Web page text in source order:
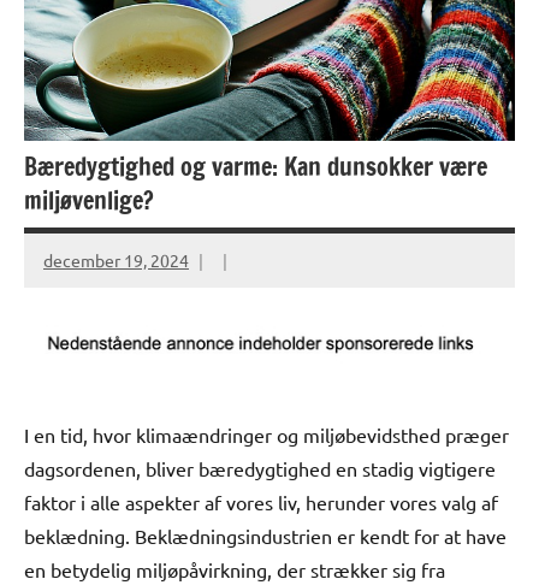
Bæredygtighed og varme: Kan dunsokker være
miljøvenlige?
december 19, 2024
I en tid, hvor klimaændringer og miljøbevidsthed præger
dagsordenen, bliver bæredygtighed en stadig vigtigere
faktor i alle aspekter af vores liv, herunder vores valg af
beklædning. Beklædningsindustrien er kendt for at have
en betydelig miljøpåvirkning, der strækker sig fra